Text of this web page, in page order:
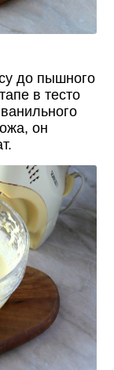
до пышного
в тесто
он